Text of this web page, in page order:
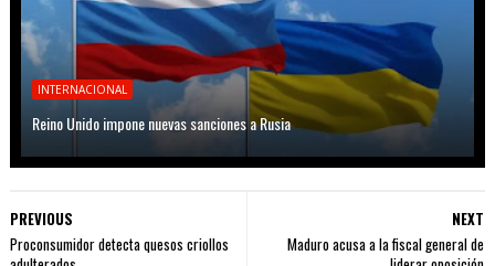
INTERNACIONAL
Reino Unido impone nuevas sanciones a Rusia
NEXT
Maduro acusa a la fiscal general de
PREVIOUS
Proconsumidor detecta quesos criollos